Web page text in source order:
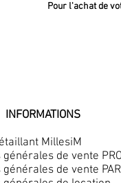
Pour l'achat de
INFORMATIONS
MillesiM
générales de vente
générales de vente